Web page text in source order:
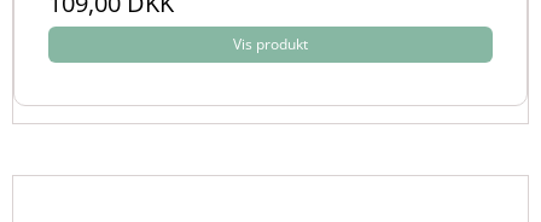
Vis produkt